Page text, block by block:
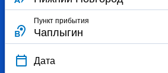
Пункт прибытия
Дата